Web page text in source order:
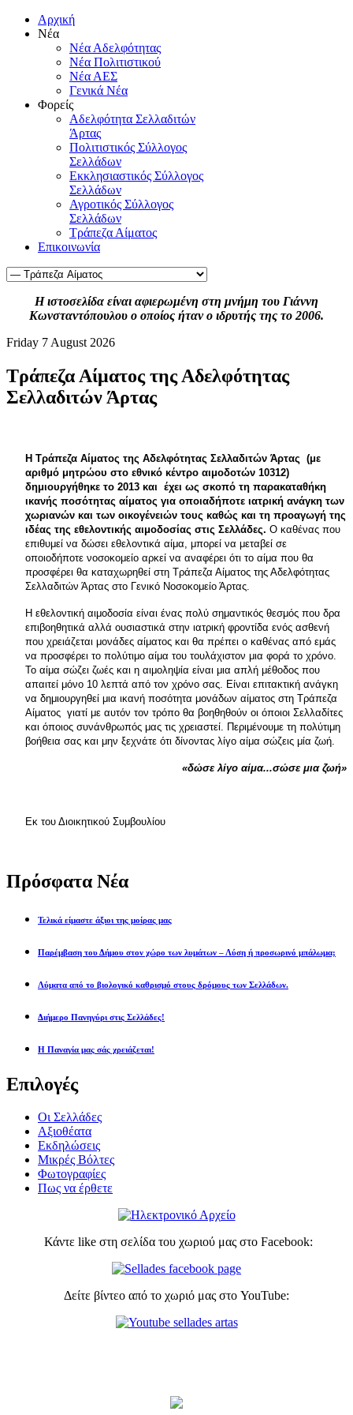
Αρχική
Νέα
Νέα Αδελφότητας
Νέα Πολιτιστικού
Νέα ΑΕΣ
Γενικά Νέα
Φορείς
Αδελφότητα Σελλαδιτών
Άρτας
Πολιτιστικός Σύλλογος
Σελλάδων
Εκκλησιαστικός Σύλλογος
Σελλάδων
Αγροτικός Σύλλογος
Σελλάδων
Τράπεζα Αίματος
Επικοινωνία
Η ιστοσελίδα είναι αφιερωμένη στη μνήμη του Γιάννη
Κωνσταντόπουλου ο οποίος ήταν ο ιδρυτής της το 2006.
Friday 7 August 2026
Τράπεζα Αίματος της Αδελφότητας
Σελλαδιτών Άρτας
Η Τράπεζα Αίματος της Αδελφότητας Σελλαδιτών Άρτας (με
αριθμό μητρώου στο εθνικό κέντρο αιμοδοτών 10312)
δημιουργήθηκε το 2013 και έχει ως σκοπό τη παρακαταθήκη
ικανής ποσότητας αίματος για οποιαδήποτε ιατρική ανάγκη των
χωριανών και των οικογένειών τους καθώς και τη προαγωγή της
ιδέας της εθελοντικής αιμοδοσίας στις Σελλάδες. Ο καθένας που
επιθυμεί να δώσει εθελοντικά αίμα, μπορεί να μεταβεί σε
οποιοδήποτε νοσοκομείο αρκεί να αναφέρει ότι το αίμα που θα
προσφέρει θα καταχωρηθεί στη Τράπεζα Αίματος της Αδελφότητας
Σελλαδιτών Άρτας στο Γενικό Νοσοκομείο Άρτας.
Η εθελοντική αιμοδοσία είναι ένας πολύ σημαντικός θεσμός που δρα
επιβοηθητικά αλλά ουσιαστικά στην ιατρική φροντίδα ενός ασθενή
που χρειάζεται μονάδες αίματος και θα πρέπει ο καθένας από εμάς
να προσφέρει το πολύτιμο αίμα του τουλάχιστον μια φορά το χρόνο.
Το αίμα σώζει ζωές και η αιμοληψία είναι μια απλή μέθοδος που
απαιτεί μόνο 10 λεπτά από τον χρόνο σας. Είναι επιτακτική ανάγκη
να δημιουργηθεί μια ικανή ποσότητα μονάδων αίματος στη Τράπεζα
Αίματος γιατί με αυτόν τον τρόπο θα βοηθηθούν οι όποιοι Σελλαδίτες
και όποιος συνάνθρωπός μας τις χρειαστεί. Περιμένουμε τη πολύτιμη
βοήθεια σας και μην ξεχνάτε ότι δίνοντας λίγο αίμα σώζεις μία ζωή.
«δώσε λίγο αίμα...σώσε μια ζωή»
Εκ του Διοικητικού Συμβουλίου
Πρόσφατα Νέα
Τελικά είμαστε άξιοι της μοίρας μας
Παρέμβαση του Δήμου στον χώρο των λυμάτων – Λύση ή προσωρινό μπάλωμα;
Λύματα από το βιολογικό καθρισμό στους δρόμους των Σελλάδων.
Διήμερο Πανηγύρι στις Σελλάδες!
Η Παναγία μας σάς χρειάζεται!
Επιλογές
Οι Σελλάδες
Αξιοθέατα
Εκδηλώσεις
Μικρές Βόλτες
Φωτογραφίες
Πως να έρθετε
Κάντε like στη σελίδα του χωριού μας στο Facebook:
Δείτε βίντεο από το χωριό μας στο YouTube: